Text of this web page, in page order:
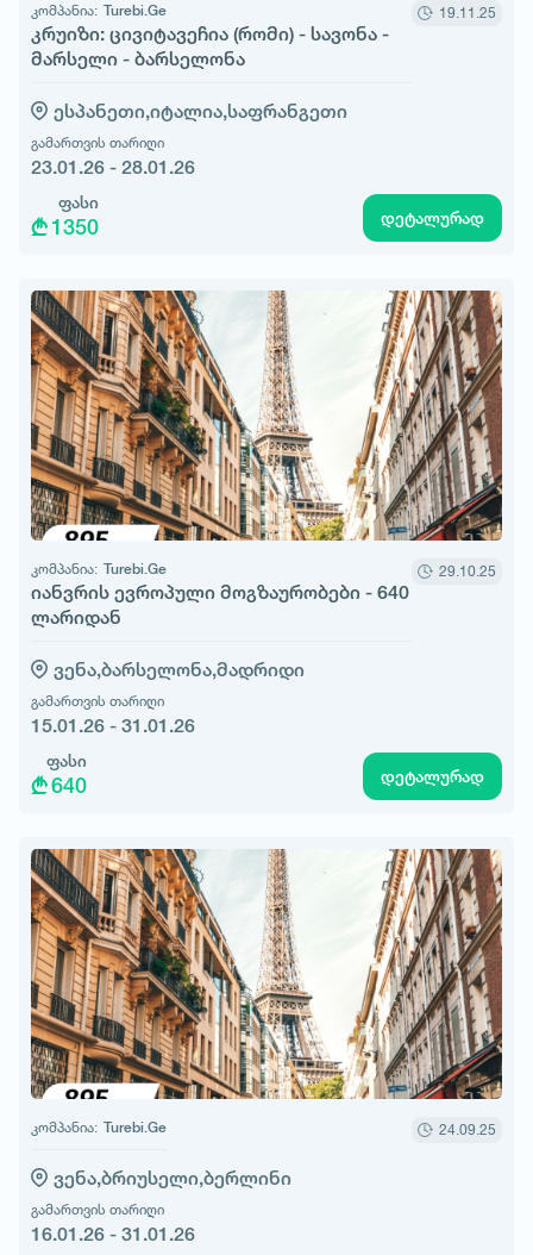
კომპანია: Turebi.Ge
კრუიზი: ცივიტავეჩია (რომი) - სავონა -
მარსელი - ბარსელონა
19.11.25
ესპანეთი,იტალია,საფრანგეთი
გამართვის თარიღი
23.01.26 - 28.01.26
ფასი
1350 დეტალურად
კომპანია: Turebi.Ge
იანვრის ევროპული მოგზაურობები - 640
ლარიდან
29.10.25
ვენა,ბარსელონა,მადრიდი
გამართვის თარიღი
15.01.26 - 31.01.26
ფასი
640 დეტალურად
კომპანია: Turebi.Ge 24.09.25
ვენა,ბრიუსელი,ბერლინი
გამართვის თარიღი
16.01.26 - 31.01.26